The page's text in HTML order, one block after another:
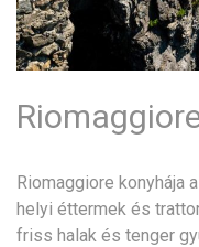
Riomaggiore konyhája
helyi éttermek és
friss halak és tenger